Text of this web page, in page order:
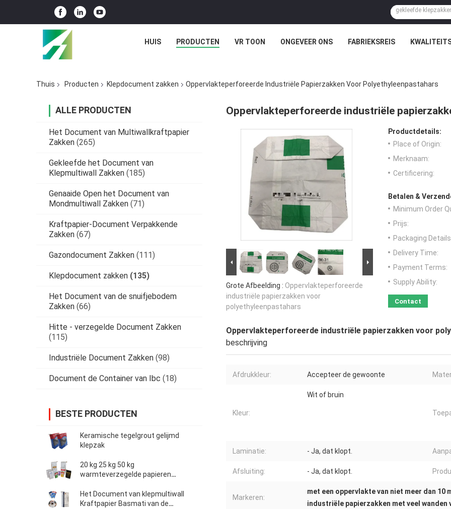
HUIS PRODUCTEN VR TOON ONGEVEER ONS FABRIEKSREIS
Thuis Producten Klepdocument zakken Oppervlakteperforeerde Industriële Papierzakken Voor Polyethyleenpastahars
ALLE PRODUCTEN
Het Document van Multiwallkraftpapier
Zakken (265)
Gekleefde het Document van
Klepmultiwall Zakken (185)
Genaaide Open het Document van
Mondmultiwall Zakken (71)
Kraftpapier-Document Verpakkende
Zakken (67)
Gazondocument Zakken (111)
Klepdocument zakken (135)
Het Document van de snuifjebodem
Zakken (66)
Hitte - verzegelde Document Zakken
(115)
Industriële Document Zakken (98)
Document de Container van Ibc (18)
BESTE PRODUCTEN
Keramische tegelgrout gelijmd
klepzak
20 kg 25 kg 50 kg
warmteverzegelde papieren
Het Document van klepmultiwall
Kraftpapier Basmati van de
Oppervlakteperforeerde industriële
Grote Afbeelding : Oppervlakteperforeerde
industriële papierzakken voor
polyethyleenpastahars
Productdetails:
Place of Origin:
Merknaam:
Certificering:
Betalen &
Minimum Order
Prijs:
Packaging
Delivery Time:
Payment Terms:
Supply Ability:
Contact
Oppervlakteperforeerde industriële papierzakken voor
beschrijving
Afdrukkleur: Accepteer de gewoonte
Kleur:
Wit of bruin
Laminatie: - Ja, dat klopt.
Afsluiting: - Ja, dat klopt.
Markeren:
met een oppervlakte van niet meer dan 10
industriële papierzakken met veel wanden